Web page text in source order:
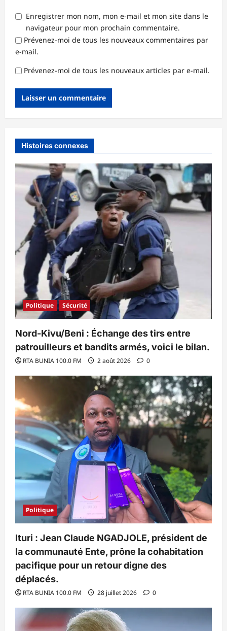
Enregistrer mon nom, mon e-mail et mon site dans le
navigateur pour mon prochain commentaire.
Prévenez-moi de tous les nouveaux commentaires par
e-mail.
Prévenez-moi de tous les nouveaux articles par e-mail.
Histoires connexes
Politique Sécurité
Nord-Kivu/Beni : Échange des tirs entre
patrouilleurs et bandits armés, voici le bilan.
RTA BUNIA 100.0 FM 2 août 2026 0
Politique
Ituri : Jean Claude NGADJOLE, président de
la communauté Ente, prône la cohabitation
pacifique pour un retour digne des
déplacés.
RTA BUNIA 100.0 FM 28 juillet 2026 0